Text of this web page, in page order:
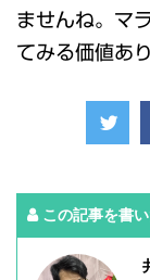
ませんね。マ
てみる価値あ
この記事を書